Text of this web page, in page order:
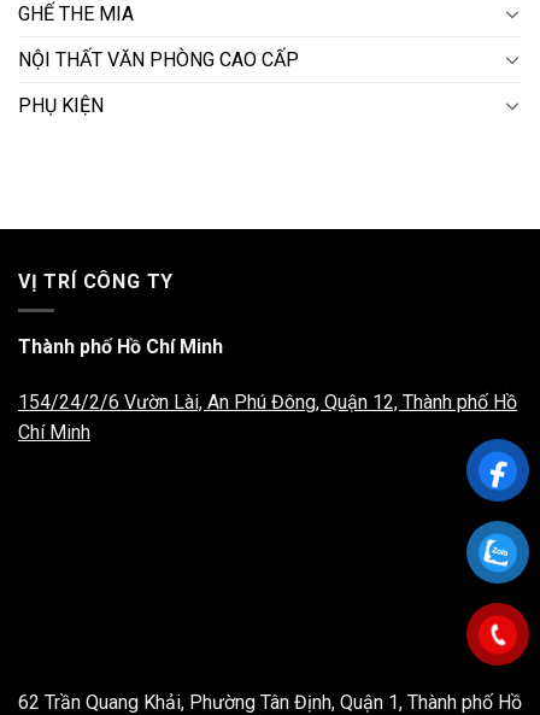
GHẾ THE MIA
NỘI THẤT VĂN PHÒNG CAO CẤP
PHỤ KIỆN
VỊ TRÍ CÔNG TY
Thành phố Hồ Chí Minh
154/24/2/6 Vườn Lài, An Phú Đông, Quận 12, Thành phố Hồ
Chí Minh
62 Trần Quang Khải, Phường Tân Định, Quận 1, Thành phố Hồ